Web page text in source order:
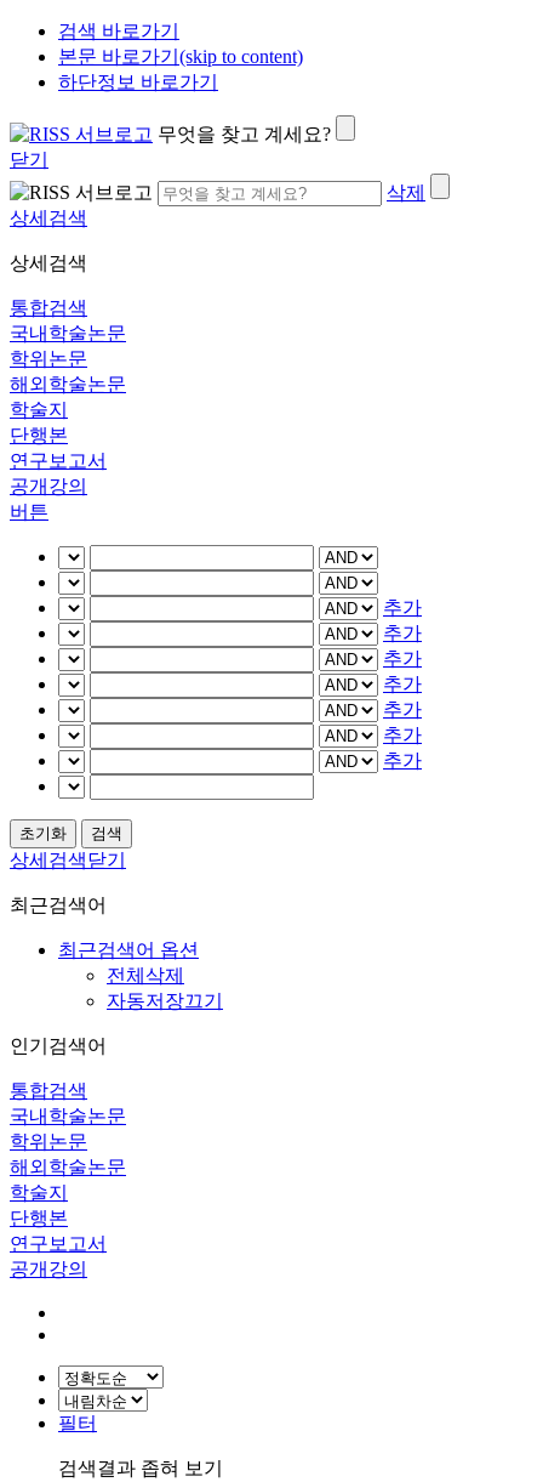
검색 바로가기
본문 바로가기(skip to content)
하단정보 바로가기
무엇을 찾고 계세요?
닫기
삭제
상세검색
상세검색
통합검색
국내학술논문
학위논문
해외학술논문
학술지
단행본
연구보고서
공개강의
버튼
추가
추가
추가
추가
추가
추가
추가
상세검색닫기
최근검색어
최근검색어 옵션
전체삭제
자동저장끄기
인기검색어
통합검색
국내학술논문
학위논문
해외학술논문
학술지
단행본
연구보고서
공개강의
필터
검색결과 좁혀 보기